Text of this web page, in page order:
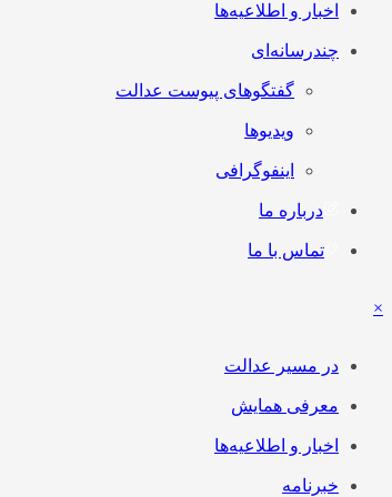
اخبار و اطلاعیه‌ها
چندرسانه‌ای
گفتگوهای پیوست عدالت
ویدیوها
اینفوگرافی
درباره ما
تماس با ما
×
در مسیر عدالت
معرفی همایش
اخبار و اطلاعیه‌ها
خبرنامه